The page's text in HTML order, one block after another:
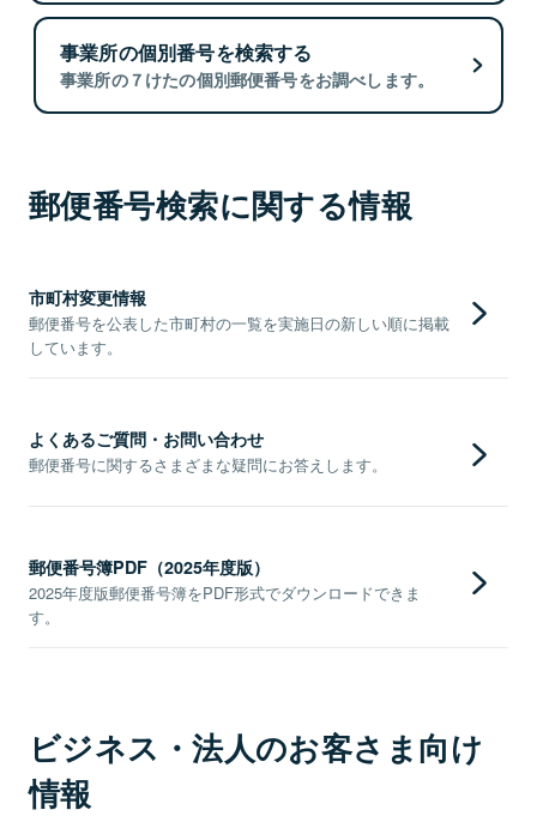
事業所の個別番号を検索する
事業所の７けたの個別郵便番号をお調べします。
郵便番号検索に関する情報
市町村変更情報
郵便番号を公表した市町村の一覧を実施日の新しい順に掲載
しています。
よくあるご質問・お問い合わせ
郵便番号に関するさまざまな疑問にお答えします。
郵便番号簿PDF（2025年度版）
2025年度版郵便番号簿をPDF形式でダウンロードできま
す。
ビジネス・法人のお客さま向け
情報